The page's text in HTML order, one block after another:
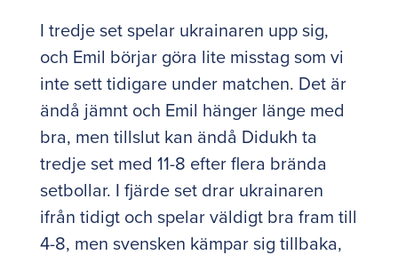
I tredje set spelar ukrainaren upp sig,
och Emil börjar göra lite misstag som vi
inte sett tidigare under matchen. Det är
ändå jämnt och Emil hänger länge med
bra, men tillslut kan ändå Didukh ta
tredje set med 11-8 efter flera brända
setbollar. I fjärde set drar ukrainaren
ifrån tidigt och spelar väldigt bra fram till
4-8, men svensken kämpar sig tillbaka,